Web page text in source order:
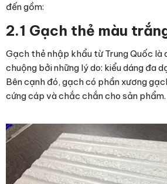
đến gồm:
2.1 Gạch thẻ màu
Gạch thẻ nhập khẩu từ Trung Quốc là
chuộng bởi những lý do: kiểu dáng đa
Bên cạnh đó, gạch có phần xương
cứng cáp và chắc chắn cho sản phẩm.